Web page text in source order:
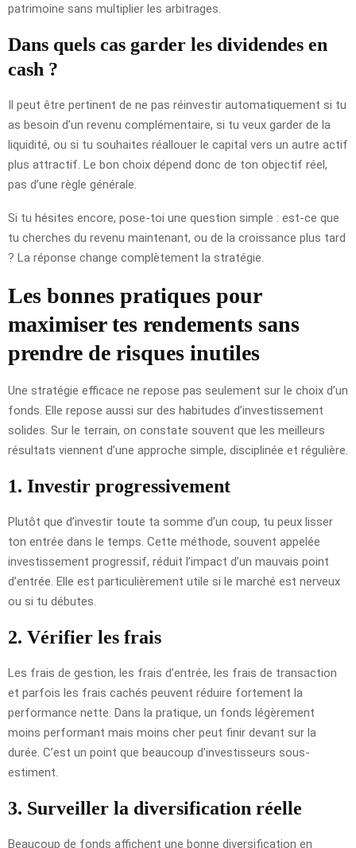
patrimoine sans multiplier les arbitrages.
Dans quels cas garder les dividendes en
cash ?
Il peut être pertinent de ne pas réinvestir automatiquement si tu
as besoin d’un revenu complémentaire, si tu veux garder de la
liquidité, ou si tu souhaites réallouer le capital vers un autre actif
plus attractif. Le bon choix dépend donc de ton objectif réel,
pas d’une règle générale.
Si tu hésites encore, pose-toi une question simple : est-ce que
tu cherches du revenu maintenant, ou de la croissance plus tard
? La réponse change complètement la stratégie.
Les bonnes pratiques pour
maximiser tes rendements sans
prendre de risques inutiles
Une stratégie efficace ne repose pas seulement sur le choix d’un
fonds. Elle repose aussi sur des habitudes d’investissement
solides. Sur le terrain, on constate souvent que les meilleurs
résultats viennent d’une approche simple, disciplinée et régulière.
1. Investir progressivement
Plutôt que d’investir toute ta somme d’un coup, tu peux lisser
ton entrée dans le temps. Cette méthode, souvent appelée
investissement progressif, réduit l’impact d’un mauvais point
d’entrée. Elle est particulièrement utile si le marché est nerveux
ou si tu débutes.
2. Vérifier les frais
Les frais de gestion, les frais d’entrée, les frais de transaction
et parfois les frais cachés peuvent réduire fortement la
performance nette. Dans la pratique, un fonds légèrement
moins performant mais moins cher peut finir devant sur la
durée. C’est un point que beaucoup d’investisseurs sous-
estiment.
3. Surveiller la diversification réelle
Beaucoup de fonds affichent une bonne diversification en